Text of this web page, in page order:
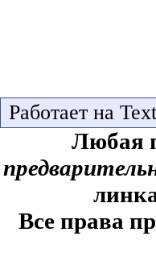
Работает на
Любая
Все права